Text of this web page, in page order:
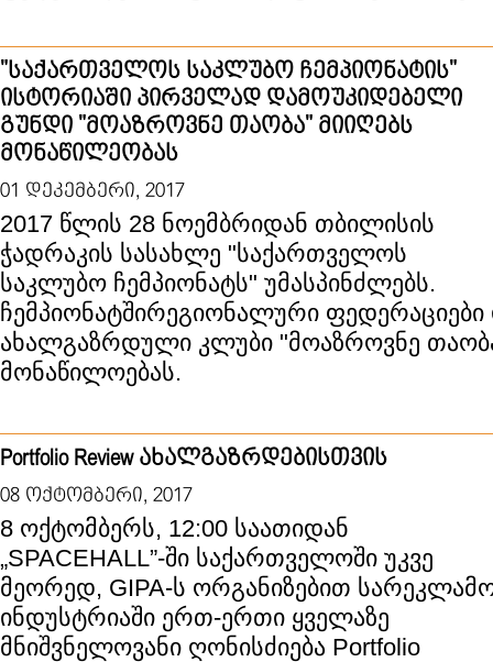
"საქართველოს საკლუბო ჩემპიონატის"
ისტორიაში პირველად დამოუკიდებელი
გუნდი "მოაზროვნე თაობა" მიიღებს
მონაწილეობას
01 დეკემბერი, 2017
2017 წლის 28 ნოემბრიდან თბილისის
ჭადრაკის სასახლე "საქართველოს
საკლუბო ჩემპიონატს" უმასპინძლებს.
ჩემპიონატშირეგიონალური ფედერაციები
ახალგაზრდული კლუბი "მოაზროვნე
მონაწილოებას.
Portfolio Review ახალგაზრდებისთვის
08 ოქტომბერი, 2017
8 ოქტომბერს, 12:00 საათიდან
„SPACEHALL”-ში საქართველოში უკვე
მეორედ, GIPA-ს ორგანიზებით
ინდუსტრიაში ერთ-ერთი ყველაზე
მნიშვნელოვანი ღონისძიება Portfolio